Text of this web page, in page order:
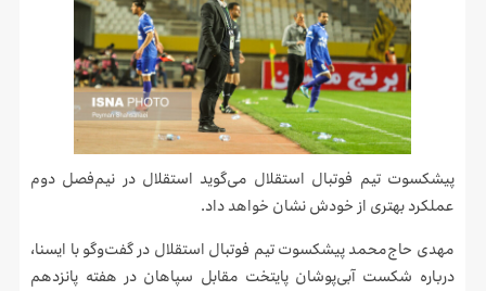
پیشکسوت تیم فوتبال استقلال می‌گوید استقلال در نیم‌فصل دوم
عملکرد بهتری از خودش نشان خواهد داد.
مهدی حاج‌محمد پیشکسوت تیم فوتبال استقلال در گفت‌وگو با ایسنا،
درباره شکست آبی‌پوشان پایتخت مقابل سپاهان در هفته پانزدهم